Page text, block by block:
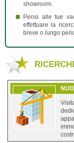
showroom.
Pensi alle tue
effettuare la
breve o lungo